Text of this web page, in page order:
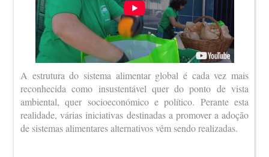
A estrutura do sistema alimentar global é cada vez mais
reconhecida como insustentável quer do ponto de vista
ambiental, quer socioeconómico e político. Perante esta
realidade, várias iniciativas destinadas a promover a adoção
de sistemas alimentares alternativos vêm sendo realizadas.